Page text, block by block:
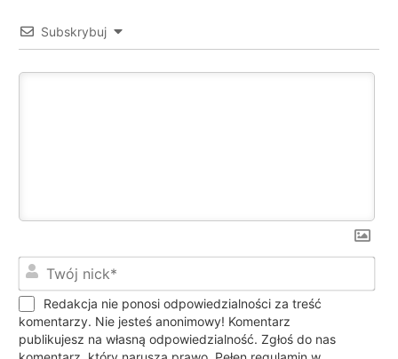
Subskrybuj
Redakcja nie ponosi odpowiedzialności za treść
komentarzy. Nie jesteś anonimowy! Komentarz
publikujesz na własną odpowiedzialność. Zgłoś do nas